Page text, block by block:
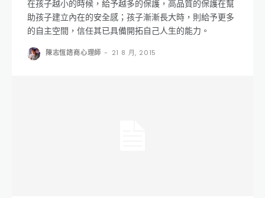
在孩子越小的時候，給予越多的保護，高品質的保護在幫
助孩子建立內在的安全感；孩子漸漸長大時，則給予更多
的自主空間，信任其已具備開拓自己人生的能力。
陳志恆諮商心理師 - 21 8 月, 2015